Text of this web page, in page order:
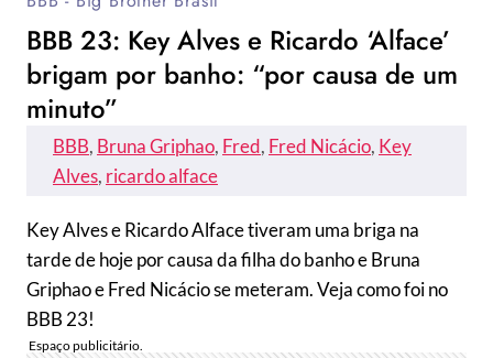
BBB 23: Key Alves e Ricardo ‘Alface’
brigam por banho: “por causa de um
minuto”
BBB, Bruna Griphao, Fred, Fred Nicácio, Key
Alves, ricardo alface
Key Alves e Ricardo Alface tiveram uma briga na
tarde de hoje por causa da filha do banho e Bruna
Griphao e Fred Nicácio se meteram. Veja como foi no
BBB 23!